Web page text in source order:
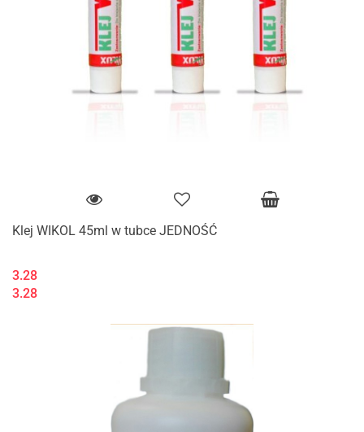
Klej WIKOL 45ml w tubce JEDNOŚĆ
3.28
3.28